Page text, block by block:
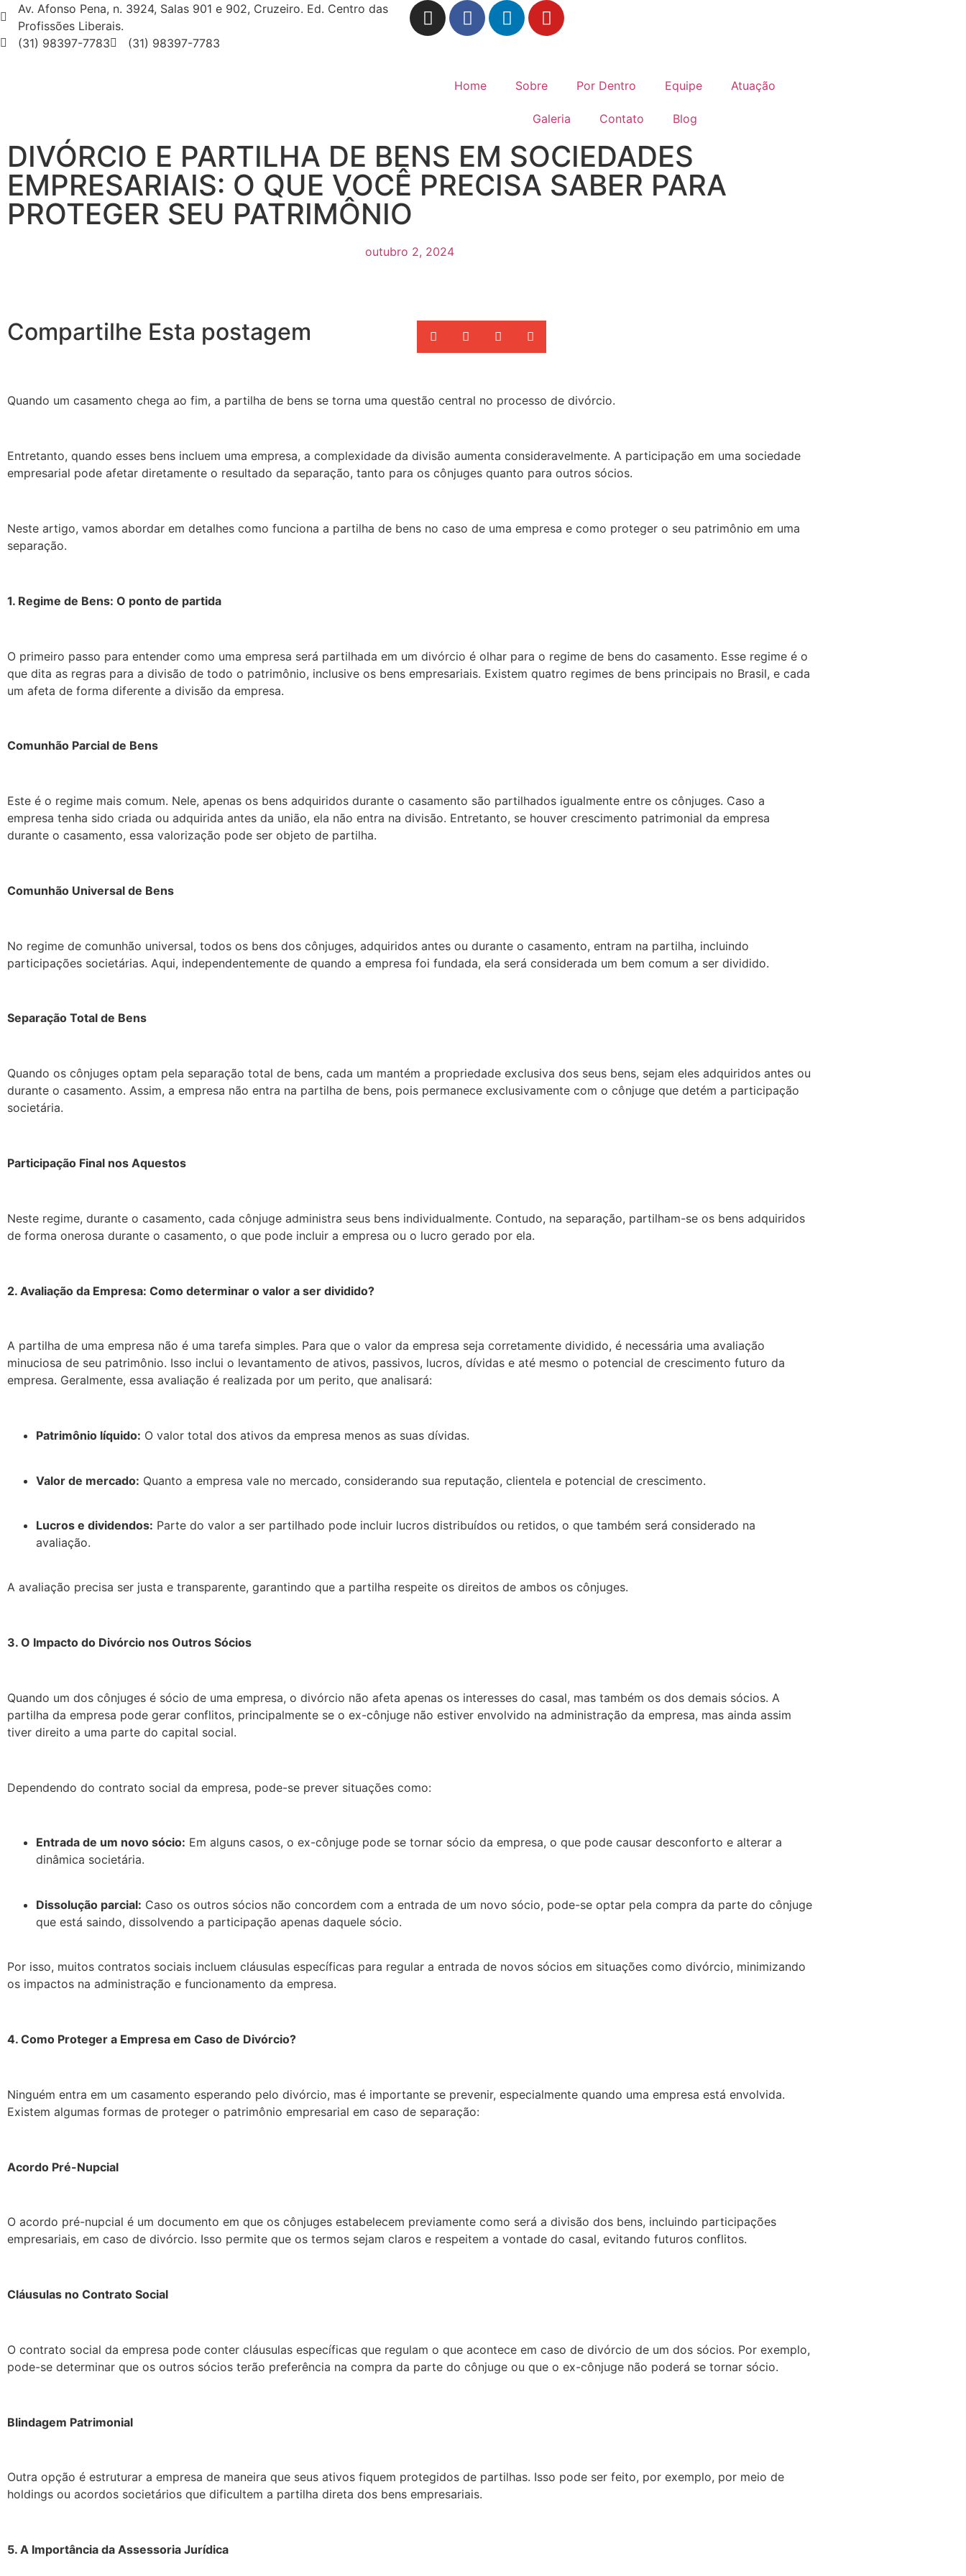
Av. Afonso Pena, n. 3924, Salas 901 e 902, Cruzeiro. Ed. Centro das
Profissões Liberais.
(31) 98397-7783
(31) 98397-7783
Home Sobre Por Dentro Equipe Atuação
Galeria Contato Blog
DIVÓRCIO E PARTILHA DE BENS EM SOCIEDADES
EMPRESARIAIS: O QUE VOCÊ PRECISA SABER PARA
PROTEGER SEU PATRIMÔNIO
outubro 2, 2024
Compartilhe Esta postagem
Quando um casamento chega ao fim, a partilha de bens se torna uma questão central no processo de divórcio.
Entretanto, quando esses bens incluem uma empresa, a complexidade da divisão aumenta consideravelmente. A participação em uma sociedade
empresarial pode afetar diretamente o resultado da separação, tanto para os cônjuges quanto para outros sócios.
Neste artigo, vamos abordar em detalhes como funciona a partilha de bens no caso de uma empresa e como proteger o seu patrimônio em uma
separação.
1. Regime de Bens: O ponto de partida
O primeiro passo para entender como uma empresa será partilhada em um divórcio é olhar para o regime de bens do casamento. Esse regime é o
que dita as regras para a divisão de todo o patrimônio, inclusive os bens empresariais. Existem quatro regimes de bens principais no Brasil, e cada
um afeta de forma diferente a divisão da empresa.
Comunhão Parcial de Bens
Este é o regime mais comum. Nele, apenas os bens adquiridos durante o casamento são partilhados igualmente entre os cônjuges. Caso a
empresa tenha sido criada ou adquirida antes da união, ela não entra na divisão. Entretanto, se houver crescimento patrimonial da empresa
durante o casamento, essa valorização pode ser objeto de partilha.
Comunhão Universal de Bens
No regime de comunhão universal, todos os bens dos cônjuges, adquiridos antes ou durante o casamento, entram na partilha, incluindo
participações societárias. Aqui, independentemente de quando a empresa foi fundada, ela será considerada um bem comum a ser dividido.
Separação Total de Bens
Quando os cônjuges optam pela separação total de bens, cada um mantém a propriedade exclusiva dos seus bens, sejam eles adquiridos antes ou
durante o casamento. Assim, a empresa não entra na partilha de bens, pois permanece exclusivamente com o cônjuge que detém a participação
societária.
Participação Final nos Aquestos
Neste regime, durante o casamento, cada cônjuge administra seus bens individualmente. Contudo, na separação, partilham-se os bens adquiridos
de forma onerosa durante o casamento, o que pode incluir a empresa ou o lucro gerado por ela.
2. Avaliação da Empresa: Como determinar o valor a ser dividido?
A partilha de uma empresa não é uma tarefa simples. Para que o valor da empresa seja corretamente dividido, é necessária uma avaliação
minuciosa de seu patrimônio. Isso inclui o levantamento de ativos, passivos, lucros, dívidas e até mesmo o potencial de crescimento futuro da
empresa. Geralmente, essa avaliação é realizada por um perito, que analisará:
Patrimônio líquido: O valor total dos ativos da empresa menos as suas dívidas.
Valor de mercado: Quanto a empresa vale no mercado, considerando sua reputação, clientela e potencial de crescimento.
Lucros e dividendos: Parte do valor a ser partilhado pode incluir lucros distribuídos ou retidos, o que também será considerado na
avaliação.
A avaliação precisa ser justa e transparente, garantindo que a partilha respeite os direitos de ambos os cônjuges.
3. O Impacto do Divórcio nos Outros Sócios
Quando um dos cônjuges é sócio de uma empresa, o divórcio não afeta apenas os interesses do casal, mas também os dos demais sócios. A
partilha da empresa pode gerar conflitos, principalmente se o ex-cônjuge não estiver envolvido na administração da empresa, mas ainda assim
tiver direito a uma parte do capital social.
Dependendo do contrato social da empresa, pode-se prever situações como:
Entrada de um novo sócio: Em alguns casos, o ex-cônjuge pode se tornar sócio da empresa, o que pode causar desconforto e alterar a
dinâmica societária.
Dissolução parcial: Caso os outros sócios não concordem com a entrada de um novo sócio, pode-se optar pela compra da parte do cônjuge
que está saindo, dissolvendo a participação apenas daquele sócio.
Por isso, muitos contratos sociais incluem cláusulas específicas para regular a entrada de novos sócios em situações como divórcio, minimizando
os impactos na administração e funcionamento da empresa.
4. Como Proteger a Empresa em Caso de Divórcio?
Ninguém entra em um casamento esperando pelo divórcio, mas é importante se prevenir, especialmente quando uma empresa está envolvida.
Existem algumas formas de proteger o patrimônio empresarial em caso de separação:
Acordo Pré-Nupcial
O acordo pré-nupcial é um documento em que os cônjuges estabelecem previamente como será a divisão dos bens, incluindo participações
empresariais, em caso de divórcio. Isso permite que os termos sejam claros e respeitem a vontade do casal, evitando futuros conflitos.
Cláusulas no Contrato Social
O contrato social da empresa pode conter cláusulas específicas que regulam o que acontece em caso de divórcio de um dos sócios. Por exemplo,
pode-se determinar que os outros sócios terão preferência na compra da parte do cônjuge ou que o ex-cônjuge não poderá se tornar sócio.
Blindagem Patrimonial
Outra opção é estruturar a empresa de maneira que seus ativos fiquem protegidos de partilhas. Isso pode ser feito, por exemplo, por meio de
holdings ou acordos societários que dificultem a partilha direta dos bens empresariais.
5. A Importância da Assessoria Jurídica